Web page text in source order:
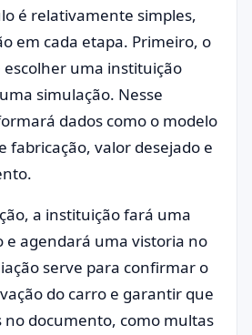
é relativamente simples,
em cada etapa. Primeiro, o
uma instituição
simulação. Nesse
dados como o modelo
fabricação, valor desejado e
a instituição fará uma
e agendará uma vistoria no
serve para confirmar o
do carro e garantir que
no documento, como multas